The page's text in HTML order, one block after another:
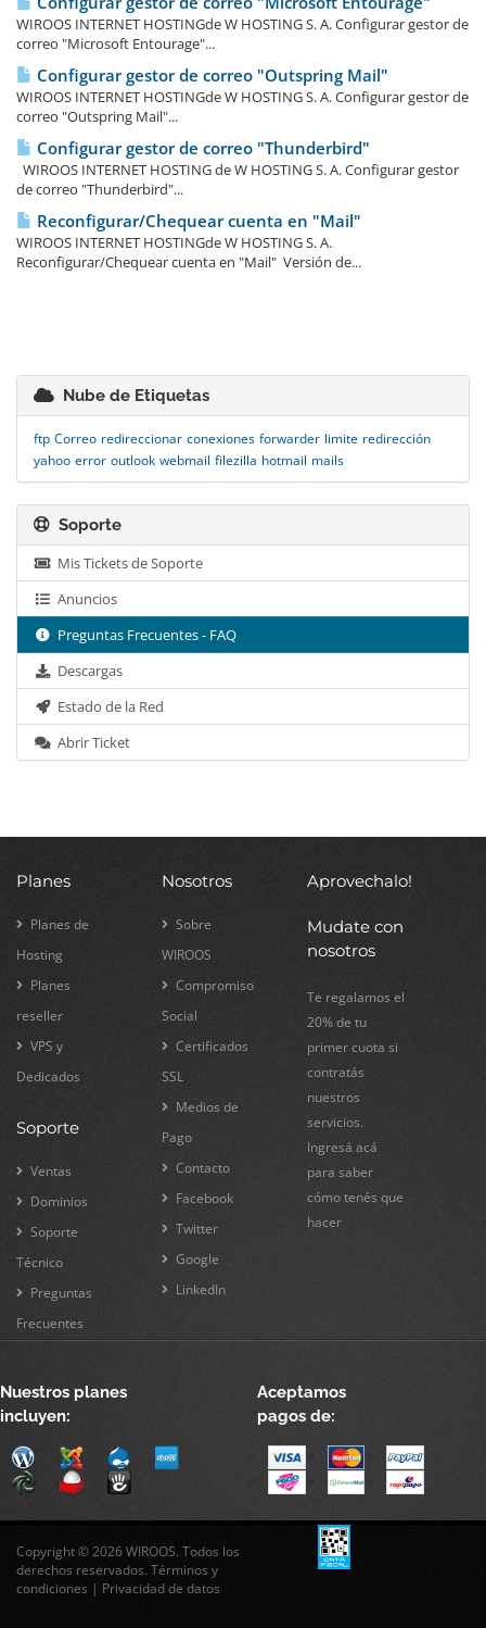
WIROOS INTERNET HOSTINGde W HOSTING S. A. Configurar gestor de
correo "Microsoft Entourage"...
Configurar gestor de correo "Outspring Mail"
WIROOS INTERNET HOSTINGde W HOSTING S. A. Configurar gestor de
correo "Outspring Mail"...
Configurar gestor de correo "Thunderbird"
WIROOS INTERNET HOSTING de W HOSTING S. A. Configurar gestor
de correo "Thunderbird"...
Reconfigurar/Chequear cuenta en "Mail"
WIROOS INTERNET HOSTINGde W HOSTING S. A.
Reconfigurar/Chequear cuenta en "Mail" Versión de...
Nube de Etiquetas
ftp Correo redireccionar conexiones forwarder limite redirección
yahoo error outlook webmail filezilla hotmail mails
Soporte
Mis Tickets de Soporte
Anuncios
Preguntas Frecuentes - FAQ
Descargas
Estado de la Red
Abrir Ticket
Planes
Planes de
Hosting
Planes
reseller
VPS y
Dedicados
Soporte
Ventas
Dominios
Soporte
Técnico
Preguntas
Frecuentes
Nosotros
Sobre
WIROOS
Compromiso
Social
Certificados
SSL
Medios de
Pago
Contacto
Facebook
Twitter
Google
LinkedIn
Aprovechalo!
Mudate con
nosotros
Te regalamos el
20% de tu
primer cuota si
contratás
nuestros
servicios.
Ingresá acá
para saber
cómo tenés que
hacer
Nuestros planes
incluyen:
Aceptamos
pagos de:
Copyright © 2026 WIROOS. Todos los
derechos reservados. Términos y
condiciones | Privacidad de datos